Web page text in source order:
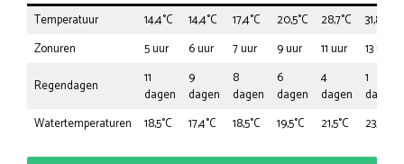
Temperatuur
14,4°C 14,4°C 17,4°C 20,5°C 28,7°C
31,8°C
Zonuren
5 uur 6 uur 7 uur 9 uur 11 uur
13 uur
Regendagen
11
dagen
9
dagen
8
dagen
6
dagen
4
dagen
1
dagen
Watertemperaturen
18,5°C 17,4°C 18,5°C 19,5°C 21,5°C 23,6°C